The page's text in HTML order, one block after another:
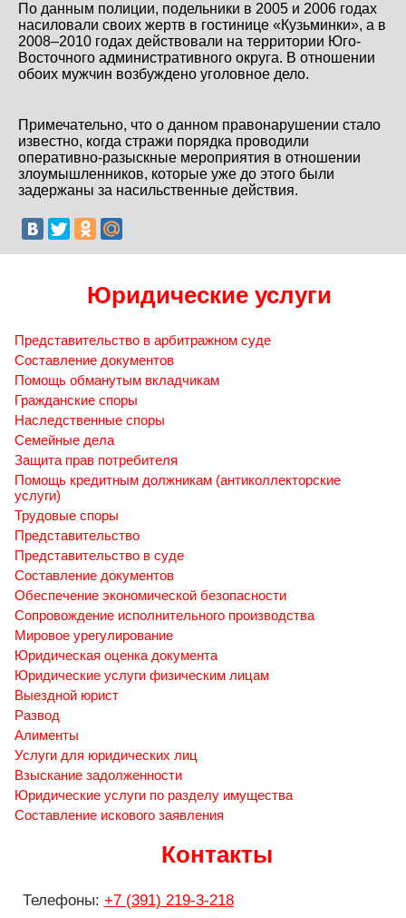
По данным полиции, подельники в 2005 и 2006 годах
насиловали своих жертв в гостинице «Кузьминки», а в
2008–2010 годах действовали на территории Юго-
Восточного административного округа. В отношении
обоих мужчин возбуждено уголовное дело.
Примечательно, что о данном правонарушении стало
известно, когда стражи порядка проводили
оперативно-разыскные мероприятия в отношении
злоумышленников, которые уже до этого были
задержаны за насильственные действия.
Юридические услуги
Представительство в арбитражном суде
Составление документов
Помощь обманутым вкладчикам
Гражданские споры
Наследственные споры
Семейные дела
Защита прав потребителя
Помощь кредитным должникам (антиколлекторские
услуги)
Трудовые споры
Представительство
Представительство в суде
Составление документов
Обеспечение экономической безопасности
Сопровождение исполнительного производства
Мировое урегулирование
Юридическая оценка документа
Юридические услуги физическим лицам
Выездной юрист
Развод
Алименты
Услуги для юридических лиц
Взыскание задолженности
Юридические услуги по разделу имущества
Составление искового заявления
Контакты
Телефоны: +7 (391) 219-3-218